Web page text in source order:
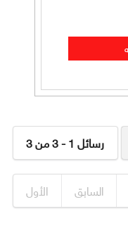
رسائل 1 - 3 من 3
الأول السابق